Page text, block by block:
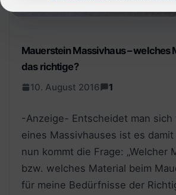
Mauerstein Massivhaus – welches
das richtige?
10. August 2016 1
-Anzeige- Entscheidet man sich
eines Massivhauses ist es
nun kommt die Frage: „Welcher
bzw. welches Material beim
für meine Bedürfnisse der